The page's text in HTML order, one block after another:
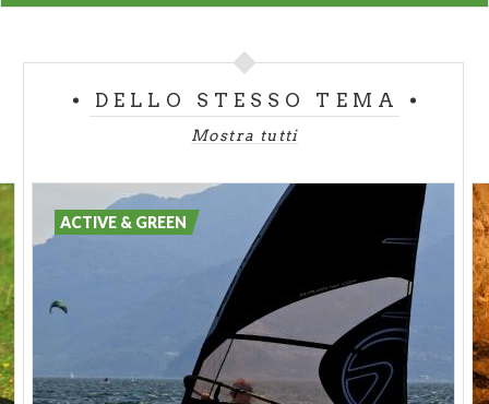
Dueper Studio. Accanto a questi soggetti, un nutrito
che hanno ‘testato’ gli itinerari e si stanno
suddividendo i vari compiti.
proposte Beegaconsistono in
avvicinando le persone alle unicità di cui è costellato
il territorio. Partnership e collaborazioni con realtà
locali, agriturismi, trattorie e piccoli artigiani,
contribuiranno ad arricchire le offerte presentate.
I percorsi – 18 quelli già ipotizzati, per un totale di
oltre 600 km, tutti in partenza da Cremona, il più
lungo da 70 km – seguono le ciclabili esistenti ma si
DELLO STESSO TEMA
Mostra tutti
ACTIVE & GREEN